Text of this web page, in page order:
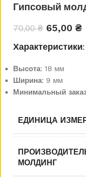
Гипсовый
70,00₴ 65,00 ₴
Характеристики:
Высота: 18 мм
Ширина: 9 мм
Минимальный
ЕДИНИЦА
МОЛДИНГ